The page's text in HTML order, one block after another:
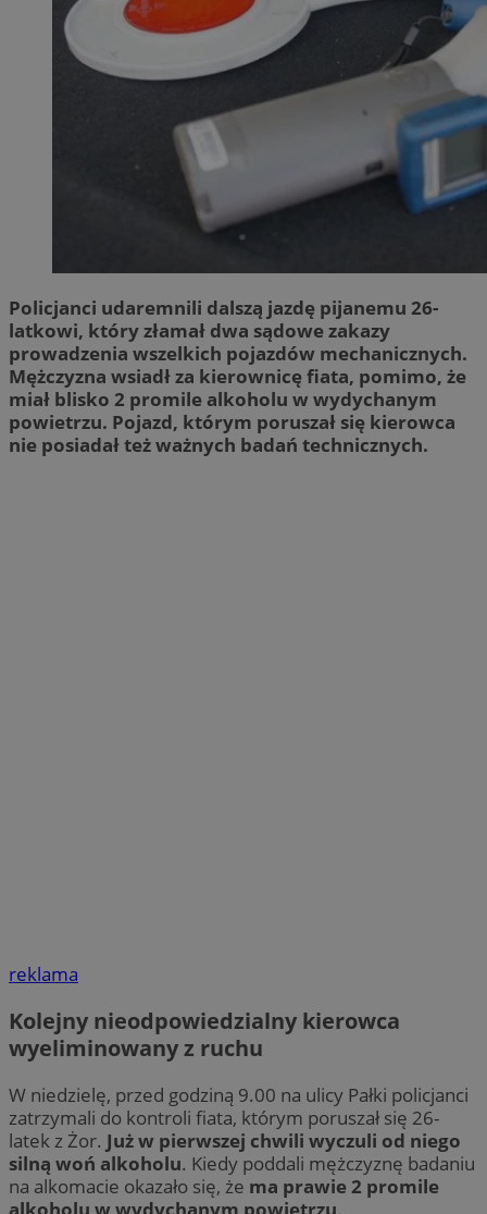
Policjanci udaremnili dalszą jazdę pijanemu 26-
latkowi, który złamał dwa sądowe zakazy
prowadzenia wszelkich pojazdów mechanicznych.
Mężczyzna wsiadł za kierownicę fiata, pomimo, że
miał blisko 2 promile alkoholu w wydychanym
powietrzu. Pojazd, którym poruszał się kierowca
nie posiadał też ważnych badań technicznych.
reklama
Kolejny nieodpowiedzialny kierowca
wyeliminowany z ruchu
W niedzielę, przed godziną 9.00 na ulicy Pałki policjanci
zatrzymali do kontroli fiata, którym poruszał się 26-
latek z Żor. Już w pierwszej chwili wyczuli od niego
silną woń alkoholu. Kiedy poddali mężczyznę badaniu
na alkomacie okazało się, że ma prawie 2 promile